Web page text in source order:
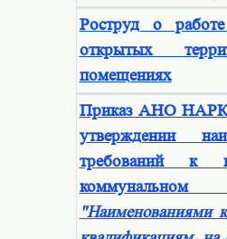
Роструд о
открытых
помещениях
Приказ АНО
утверждении
требований к
"Наименованиями